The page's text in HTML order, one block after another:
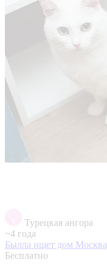
Турецкая ангора
~4 года
Былла ищет дом
Бесплатно